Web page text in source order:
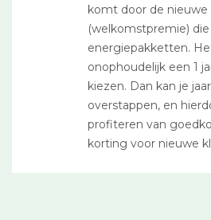
komt door de
(welkomstpremie)
energiepakketten.
onophoudelijk een 1
kiezen. Dan kan je
overstappen, en
profiteren van
korting voor nieuwe